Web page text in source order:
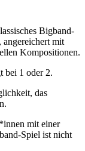
Bigband-
angereichert mit
Kompositionen.
bei 1 oder 2.
das
mit einer
Spiel ist nicht